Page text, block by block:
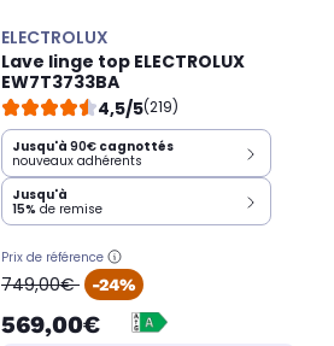
ELECTROLUX
Lave linge top ELECTROLUX
EW7T3733BA
4,5/5(219)
Jusqu'à 90€ cagnottés
nouveaux adhérents
Jusqu'à
15% de remise
Prix de référence
oldPrice
749,00€ -24%
569,00€